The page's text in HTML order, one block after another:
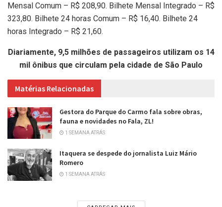
Mensal Comum – R$ 208,90. Bilhete Mensal Integrado – R$
323,80. Bilhete 24 horas Comum – R$ 16,40. Bilhete 24
horas Integrado – R$ 21,60.
Diariamente, 9,5 milhões de passageiros utilizam os 14
mil ônibus que circulam pela cidade de São Paulo
Matérias Relacionadas
Gestora do Parque do Carmo fala sobre obras,
fauna e novidades no Fala, ZL!
1 SEMANA ATRÁS
Itaquera se despede do jornalista Luiz Mário
Romero
1 SEMANA ATRÁS